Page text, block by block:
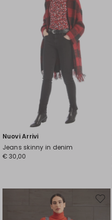
Nuovi Arrivi
Jeans skinny in denim
€ 30,00
Sposta